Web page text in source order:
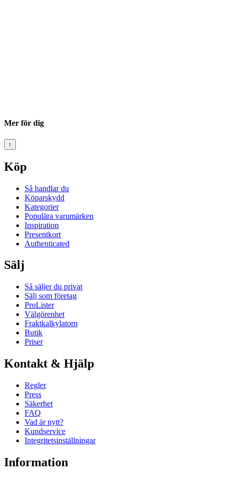
Mer för dig
↑
Köp
Så handlar du
Köparskydd
Kategorier
Populära varumärken
Inspiration
Presentkort
Authenticated
Sälj
Så säljer du privat
Sälj som företag
ProLister
Välgörenhet
Fraktkalkylatorn
Butik
Priser
Kontakt & Hjälp
Regler
Press
Säkerhet
FAQ
Vad är nytt?
Kundservice
Integritetsinställningar
Information